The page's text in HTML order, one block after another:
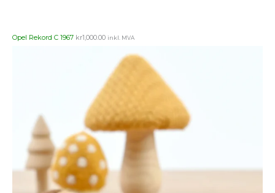
Opel Rekord C 1967 kr1,000.00 inkl. MVA